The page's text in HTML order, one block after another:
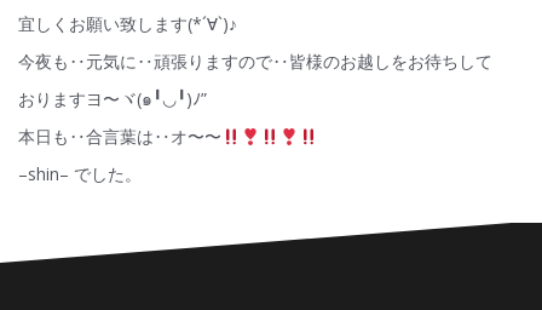
宜しくお願い致します(*´∀`)♪
今夜も‥元気に‥頑張りますので‥皆様のお越しをお待ちして
おりますヨ〜ヾ(๑╹◡╹)ﾉ”
本日も‥合言葉は‥オ〜〜
–shin– でした。